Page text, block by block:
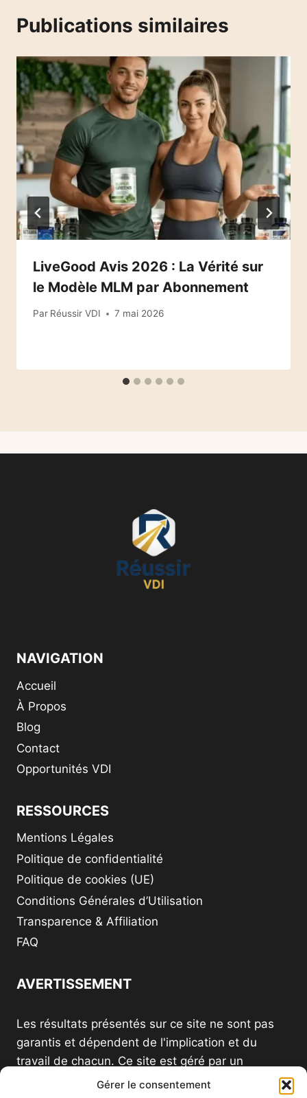
Gérer le consentement
Publications similaires
LiveGood Avis 2026 : La Vérité sur
le Modèle MLM par Abonnement
Par Réussir VDI 7 mai 2026
NAVIGATION
Accueil
À Propos
Blog
Contact
Opportunités VDI
RESSOURCES
Mentions Légales
Politique de confidentialité
Politique de cookies (UE)
Conditions Générales d’Utilisation
Transparence & Affiliation
FAQ
AVERTISSEMENT
Les résultats présentés sur ce site ne sont pas
garantis et dépendent de l'implication et du
travail de chacun. Ce site est géré par un
distributeur indépendant et n'est pas le site